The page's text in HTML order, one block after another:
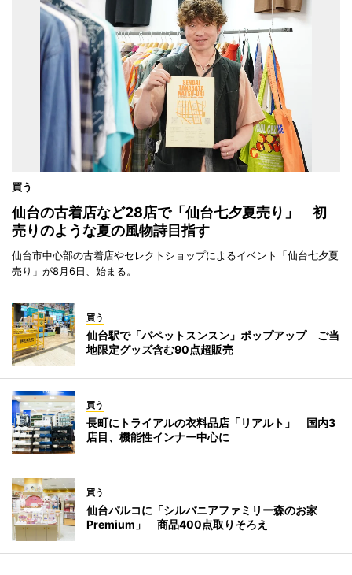
買う
仙台の古着店など28店で「仙台七夕夏売り」 初
売りのような夏の風物詩目指す
仙台市中心部の古着店やセレクトショップによるイベント「仙台七夕夏
売り」が8月6日、始まる。
買う
仙台駅で「パペットスンスン」ポップアップ ご当
地限定グッズ含む90点超販売
買う
長町にトライアルの衣料品店「リアルト」 国内3
店目、機能性インナー中心に
買う
仙台パルコに「シルバニアファミリー森のお家
Premium」 商品400点取りそろえ